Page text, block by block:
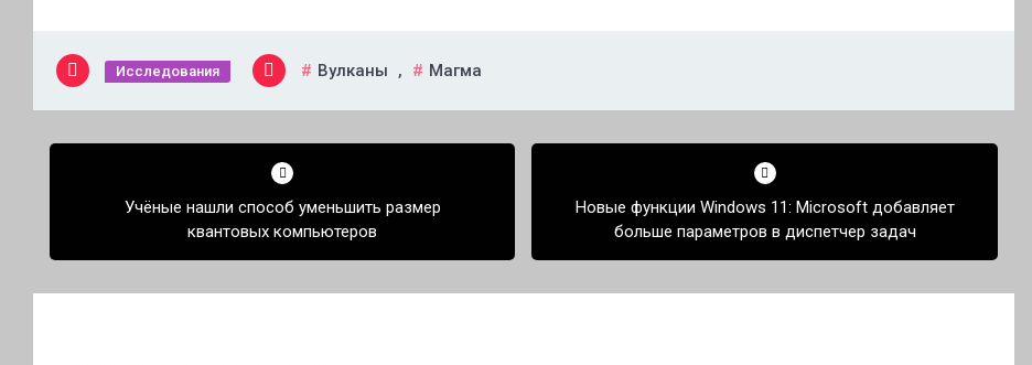
Исследования Вулканы , Магма
Навигация
записямУчёные нашли способ уменьшить размер
квантовых компьютеров
Новые функции Windows 11: Microsoft добавляет
больше параметров в диспетчер задач